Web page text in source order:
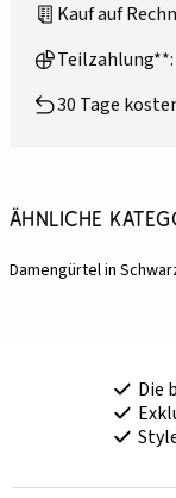
Kauf auf
30 Tage
Ähnliche
Damengürtel in
Die